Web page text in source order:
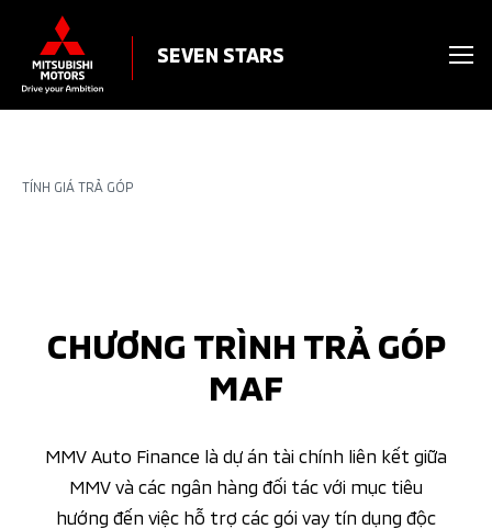
SEVEN STARS
TÍNH GIÁ TRẢ GÓP
CHƯƠNG TRÌNH TRẢ GÓP
MAF
MMV Auto Finance là dự án tài chính liên kết giữa
MMV và các ngân hàng đối tác với mục tiêu
hướng đến việc hỗ trợ các gói vay tín dụng độc